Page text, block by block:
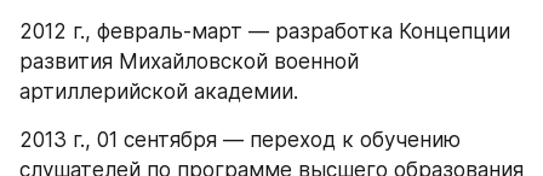
2012 г., февраль-март — разработка Концепции
развития Михайловской военной
артиллерийской академии.
2013 г., 01 сентября — переход к обучению
слушателей по программе высшего образования